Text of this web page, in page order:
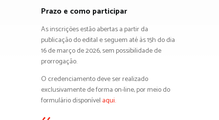
Prazo e como participar
As inscrições estão abertas a partir da
publicação do edital e seguem até às 15h do dia
16 de março de 2026, sem possibilidade de
prorrogação.
O credenciamento deve ser realizado
exclusivamente de forma on-line, por meio do
formulário disponível aqui.